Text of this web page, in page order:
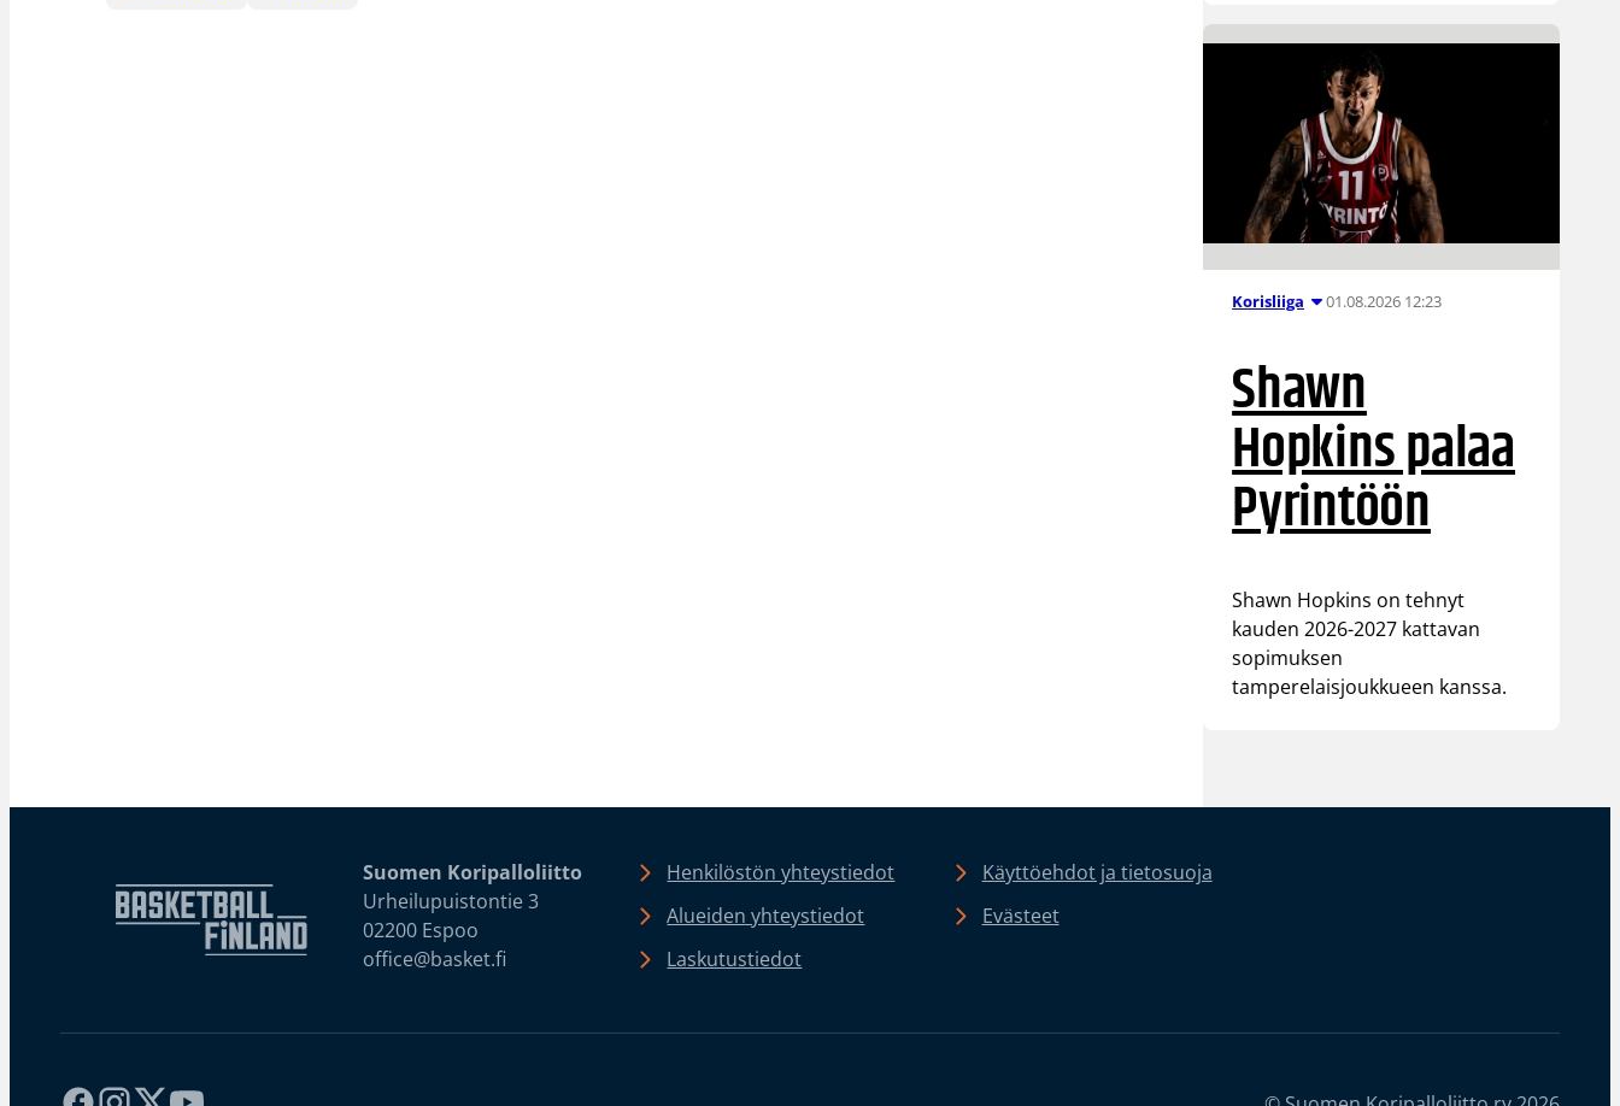
Korisliiga 01.08.2026 12:23
Shawn
Hopkins palaa
Pyrintöön
Shawn Hopkins on tehnyt
kauden 2026-2027 kattavan
sopimuksen
tamperelaisjoukkueen kanssa.
Suomen Koripalloliitto
Urheilupuistontie 3
02200 Espoo
office@basket.fi
Henkilöstön yhteystiedot
Alueiden yhteystiedot
Laskutustiedot
Käyttöehdot ja tietosuoja
Evästeet